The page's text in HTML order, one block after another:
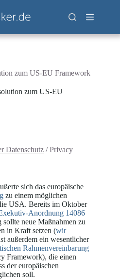
zum US-EU Framework
zum US-EU
Datenschutz /Privacy
sich das europäische
zu einem möglichen
USA. Bereits im Oktober
Anordnung 14086
neue Maßnahmen zu
in Kraft setzen (wir
außerdem ein wesentlicher
Rahmenvereinbarung
Framework), die einen
der europäischen
soll.